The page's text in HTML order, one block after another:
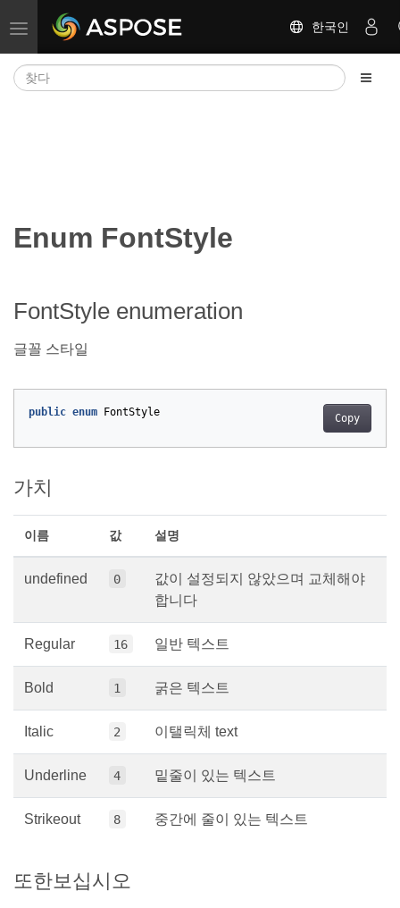
탐색 전환 한국인
Enum FontStyle
FontStyle enumeration
글꼴 스타일
Copy
public enum FontStyle
가치
이름 값 설명
undefined 0
값이 설정되지 않았으며 교체해야
합니다
Regular 16 일반 텍스트
Bold 1 굵은 텍스트
Italic 2 이탤릭체 text
Underline 4 밑줄이 있는 텍스트
Strikeout 8 중간에 줄이 있는 텍스트
또한보십시오